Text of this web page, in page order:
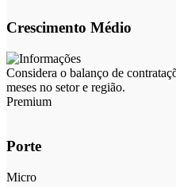
Crescimento Médio
Considera o balanço de
meses no setor e região.
Premium
Porte
Micro